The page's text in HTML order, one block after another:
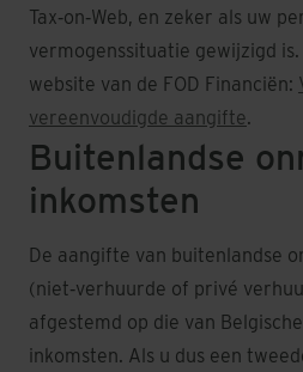
Tax‑on‑Web, en zeker als uw
vermogenssituatie gewijzigd
website van de FOD Financiën:
vereenvoudigde aangifte.
Buitenlandse
inkomsten
De aangifte van buitenlandse
(niet‑verhuurde of privé
afgestemd op die van
inkomsten. Als u dus een